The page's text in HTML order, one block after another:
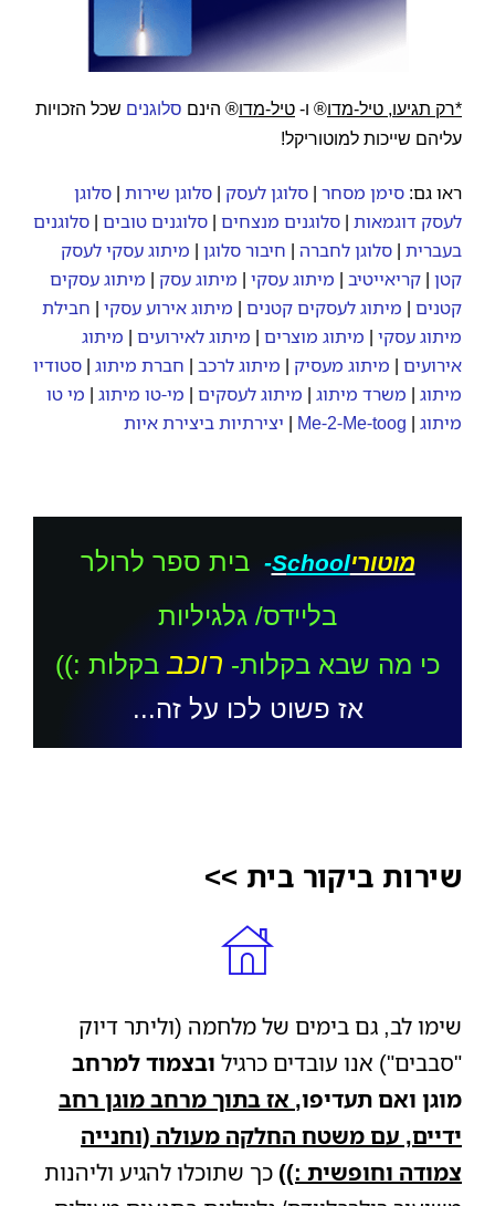
*רק תגיעו, טיל-מדו® ו- טיל-מדו® הינם סלוגנים שכל הזכויות
עליהם שייכות למוטוריקל!
ראו גם: סימן מסחר | סלוגן לעסק | סלוגן שירות | סלוגן
לעסק דוגמאות | סלוגנים מנצחים | סלוגנים טובים | סלוגנים
בעברית | סלוגן לחברה | חיבור סלוגן | מיתוג עסקי לעסק
קטן | קריאייטיב | מיתוג עסקי | מיתוג עסק | מיתוג עסקים
קטנים | מיתוג לעסקים קטנים | מיתוג אירוע עסקי | חבילת
מיתוג עסקי | מיתוג מוצרים | מיתוג לאירועים | מיתוג
אירועים | מיתוג מעסיק | מיתוג לרכב | חברת מיתוג | סטודיו
מיתוג | משרד מיתוג | מיתוג לעסקים | מי-טו מיתוג | מי טו
מיתוג |
Me-2-Me-toog
| יצירתיות ביצירת איות
מוטורי School
- בית ספר לרולר
בליידס/ גלגיליות
כי מה שבא בקלות- רוכב בקלות :))
אז פשוט לכו על זה...
שירות ביקור בית >>
שימו לב, גם בימים של מלחמה (וליתר דיוק
"סבבים") אנו עובדים כרגיל ובצמוד למרחב
מוגן ואם תעדיפו, אז בתוך מרחב מוגן רחב
ידיים, עם משטח החלקה מעולה (וחנייה
צמודה וחופשית :)) כך שתוכלו להגיע וליהנות